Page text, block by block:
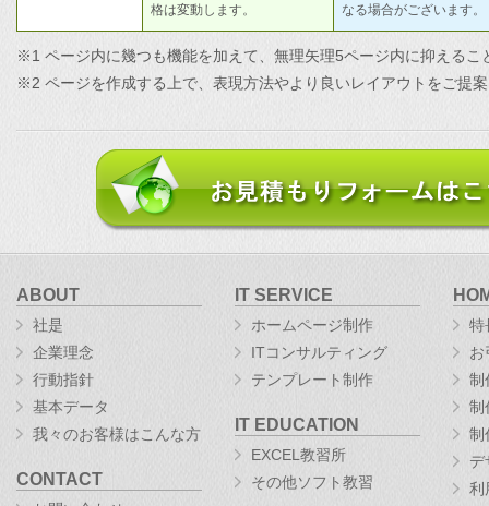
格は変動します。
なる場合がございます。
※1 ページ内に幾つも機能を加えて、無理矢理5ページ内に抑えるこ
※2 ページを作成する上で、表現方法やより良いレイアウトをご提
ABOUT
社是
企業理念
行動指針
基本データ
我々のお客様はこんな方
CONTACT
IT SERVICE
ホームページ制作
ITコンサルティング
テンプレート制作
IT EDUCATION
EXCEL教習所
その他ソフト教習
特
お
制
制
制
デ
利